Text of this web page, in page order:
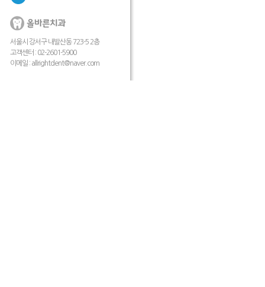
서울시 강서구 내발산동 723-5 2층
고객센터 : 02-2601-5900
이메일 : allrightdent@naver.com